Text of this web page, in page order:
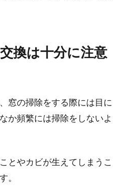
換は十分に注意
窓の掃除をする際には目に
か頻繁には掃除をしないよ
とやカビが生えてしまうこ
。